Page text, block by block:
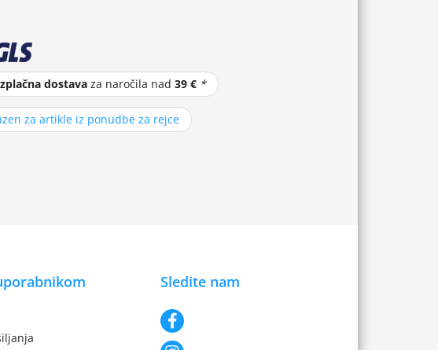
dostavaza naročila nad 39 € *
za artikle iz ponudbe za rejce
Sledite nam